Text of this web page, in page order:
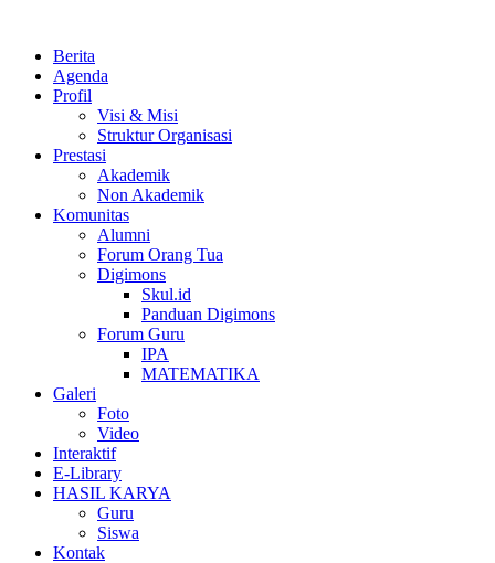
Berita
Agenda
Profil
Visi & Misi
Struktur Organisasi
Prestasi
Akademik
Non Akademik
Komunitas
Alumni
Forum Orang Tua
Digimons
Skul.id
Panduan Digimons
Forum Guru
IPA
MATEMATIKA
Galeri
Foto
Video
Interaktif
E-Library
HASIL KARYA
Guru
Siswa
Kontak